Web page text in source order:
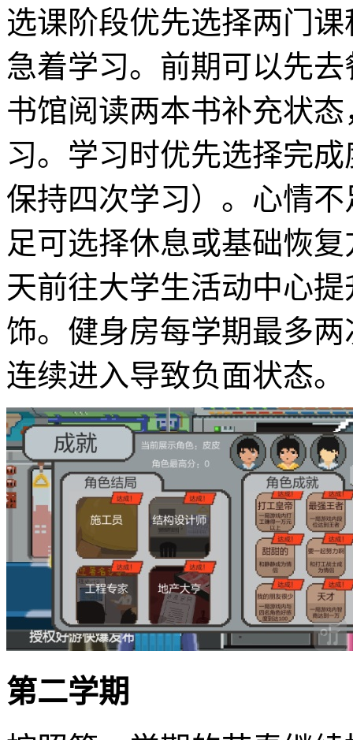
选课阶段优先选择两门
急着学习。前期可以先
书馆阅读两本书补充状
习。学习时优先选择完
保持四次学习）。心情
足可选择休息或基础恢
天前往大学生活动中心
饰。健身房每学期最多
连续进入导致负面状态。
第二学期